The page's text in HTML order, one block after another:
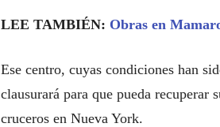
LEE TAMBIÉN: Obras en
Ese centro, cuyas condiciones han
clausurará para que pueda recuperar
cruceros en Nueva York.